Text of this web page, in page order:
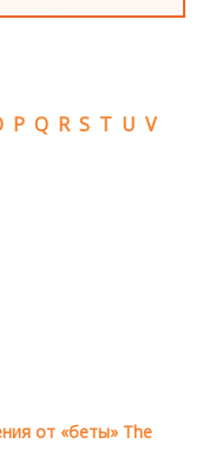
P Q R S T U V
от «беты» The